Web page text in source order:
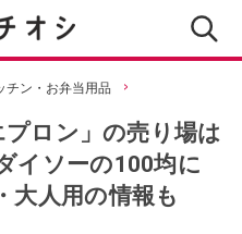
チン・お弁当用品
プロン」の売り場は
イソーの100均に
大人用の情報も